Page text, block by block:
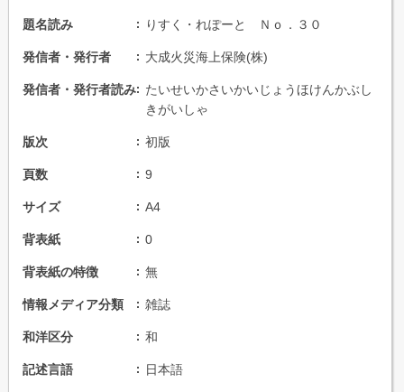
題名読み りすく・れぽーと Ｎｏ．３０
発信者・発行者 大成火災海上保険(株)
発信者・発行者読み
たいせいかさいかいじょうほけんかぶし
きがいしゃ
版次 初版
頁数 9
サイズ A4
背表紙 0
背表紙の特徴 無
情報メディア分類 雑誌
和洋区分 和
記述言語 日本語